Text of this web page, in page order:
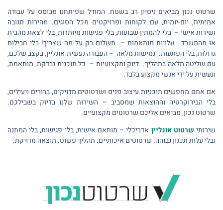
שרטוט נכון מביאים ניסיון רב בשטח. המודל שפיתחנו מבוסס על עבודה
אמיתית, יום-יומית, עם לקוחות ופרויקטים מכל הסוגים. מהירות תגובה
ושירות אישי – בלי להמתין שבועות, בלי פגישות מיותרות, בלי לצאת מהבית
או מהמשרד. עלויות מותאמות – תשלום רק על מה שצריך! בלי חבילות
גדולות, בלי הפתעות. גמישות מלאה – העבודה נעשית אונליין, בקצב שלכם,
עם שליטה מלאה בתהליך. דיוק ומקצועיות – כל תוכנית נבדקת, מותאמת,
ונעשית על ידי אנשי מקצוע בלבד.
אם אתם מחפשים תוכניות עיצוב פנים ושרטוטים מדויקים, ברורים ויעילים,
בלי הבירוקרטיה וההוצאות שמסביב – השירות שלנו בדיוק בשבילכם.
שרטוט נכון, מביאים אליכם שרטוטים מקצועיים.
שירותי שרטוט אונליין אדריכלי – מותאם אישית, בלי פגישות, בלי המתנה
ובלי עלות תכנון גבוהה. שרטוטים איכותיים. תהליך פשוט. תוצאה מדויקת.